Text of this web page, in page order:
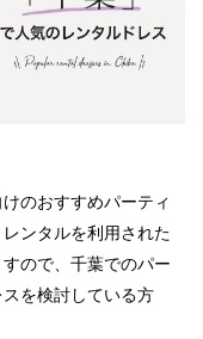
のおすすめパーティ
ンタルを利用された
ので、千葉でのパー
を検討している方